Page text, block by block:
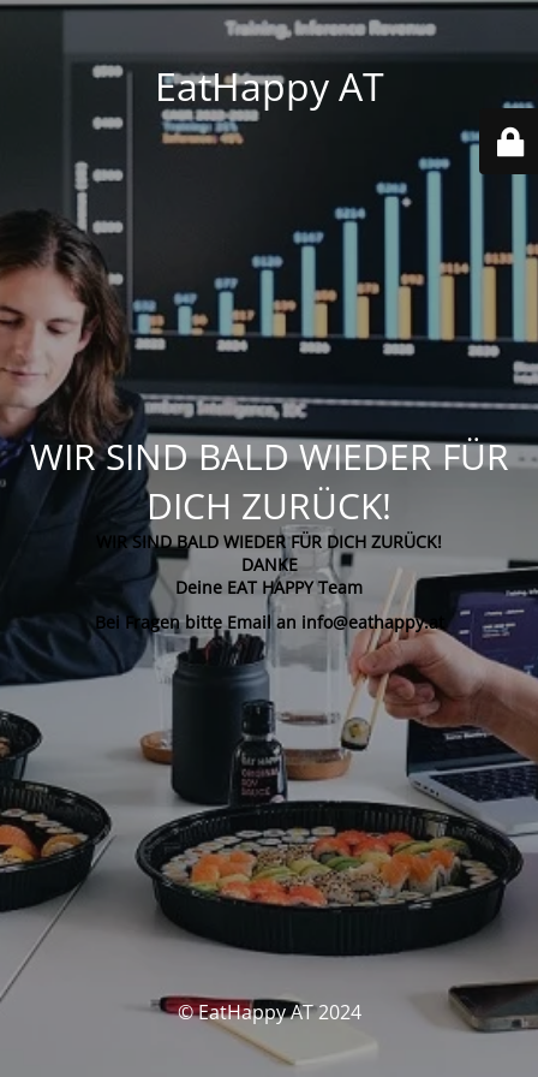
EatHappy AT
WIR SIND BALD WIEDER FÜR
DICH ZURÜCK!
WIR SIND BALD WIEDER FÜR DICH ZURÜCK!
DANKE
Deine EAT HAPPY Team
Bei Fragen bitte Email an info@eathappy.at
© EatHappy AT 2024